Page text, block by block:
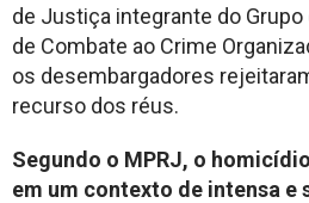
de Justiça integrante do Grupo
de Combate ao Crime
os desembargadores
recurso dos réus.
Segundo o MPRJ, o
em um contexto de intensa e